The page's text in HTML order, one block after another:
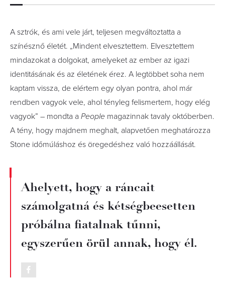
A sztrók, és ami vele járt, teljesen megváltoztatta a
színésznő életét. „Mindent elvesztettem. Elvesztettem
mindazokat a dolgokat, amelyeket az ember az igazi
identitásának és az életének érez. A legtöbbet soha nem
kaptam vissza, de elértem egy olyan pontra, ahol már
rendben vagyok vele, ahol tényleg felismertem, hogy elég
vagyok” – mondta a People magazinnak tavaly októberben.
A tény, hogy majdnem meghalt, alapvetően meghatározza
Stone időmúláshoz és öregedéshez való hozzáállását.
Ahelyett, hogy a ráncait
számolgatná és kétségbeesetten
próbálna fiatalnak tűnni,
egyszerűen örül annak, hogy él.